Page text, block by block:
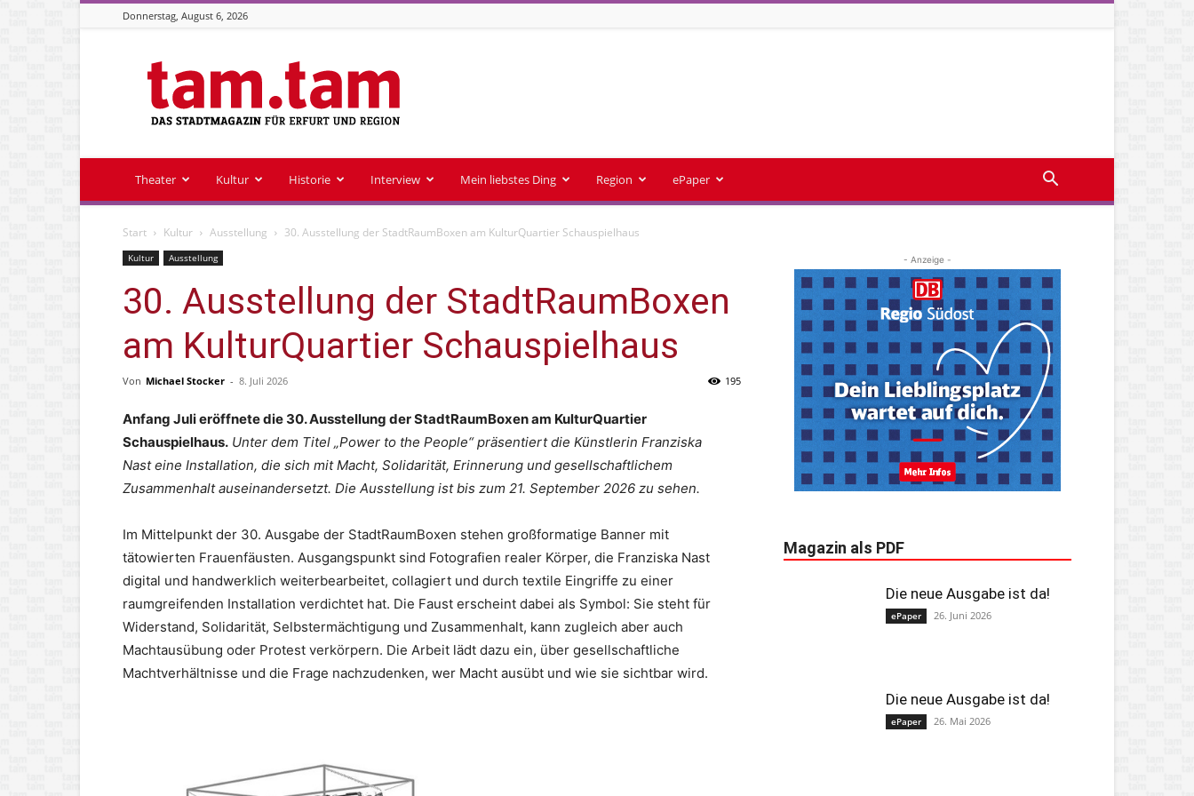
Donnerstag, August 6, 2026
Stadtmagazin
tam.tam
Theater Kultur Historie Interview Mein liebstes Ding Region ePaper
Start Kultur Ausstellung 30. Ausstellung der StadtRaumBoxen am KulturQuartier Schauspielhaus
Kultur Ausstellung
30. Ausstellung der StadtRaumBoxen
am KulturQuartier Schauspielhaus
Von Michael Stocker - 8. Juli 2026 195
Anfang Juli eröffnete die 30. Ausstellung der StadtRaumBoxen am KulturQuartier
Schauspielhaus. Unter dem Titel „Power to the People“ präsentiert die Künstlerin Franziska
Nast eine Installation, die sich mit Macht, Solidarität, Erinnerung und gesellschaftlichem
Zusammenhalt auseinandersetzt. Die Ausstellung ist bis zum 21. September 2026 zu sehen.
Im Mittelpunkt der 30. Ausgabe der StadtRaumBoxen stehen großformatige Banner mit
tätowierten Frauenfäusten. Ausgangspunkt sind Fotografien realer Körper, die Franziska Nast
digital und handwerklich weiterbearbeitet, collagiert und durch textile Eingriffe zu einer
raumgreifenden Installation verdichtet hat. Die Faust erscheint dabei als Symbol: Sie steht für
Widerstand, Solidarität, Selbstermächtigung und Zusammenhalt, kann zugleich aber auch
Machtausübung oder Protest verkörpern. Die Arbeit lädt dazu ein, über gesellschaftliche
Machtverhältnisse und die Frage nachzudenken, wer Macht ausübt und wie sie sichtbar wird.
- Anzeige -
Magazin als PDF
Die neue Ausgabe ist da!
ePaper 26. Juni 2026
Die neue Ausgabe ist da!
ePaper 26. Mai 2026